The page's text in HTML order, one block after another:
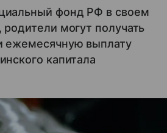
фонд РФ в своем
могут получать
ежемесячную выплату
капитала